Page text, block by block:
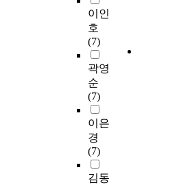
이인
호
(7)
곽영
순
(7)
이은
경
(7)
김동